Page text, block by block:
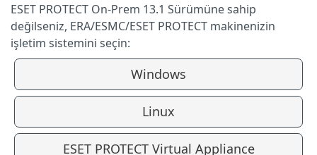
ESET PROTECT On-Prem 13.1 Sürümüne sahip
değilseniz, ERA/ESMC/ESET PROTECT makinenizin
işletim sistemini seçin:
Windows
Linux
ESET PROTECT Virtual Appliance